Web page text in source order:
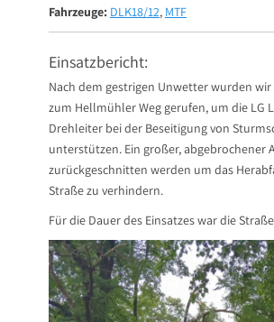
Fahrzeuge: DLK18/12, MTF
Einsatzbericht:
Nach dem gestrigen Unwetter wurden
zum Hellmühler Weg gerufen, um die LG
Drehleiter bei der Beseitigung von
unterstützen. Ein großer, abgebrochener
zurückgeschnitten werden um das
Straße zu verhindern.
Für die Dauer des Einsatzes war die